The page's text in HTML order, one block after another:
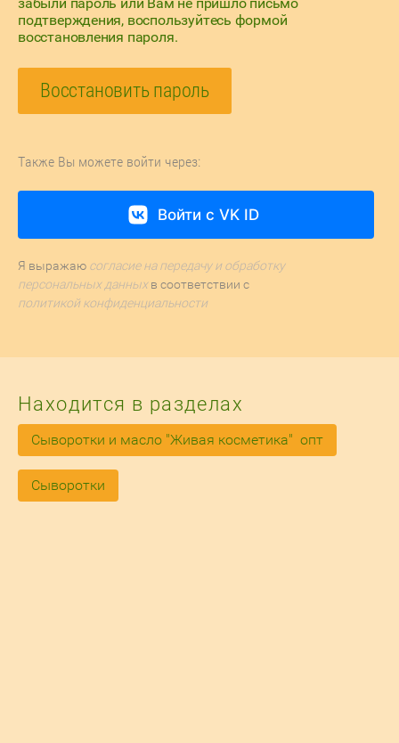
подтверждения, воспользуйтесь формой
восстановления пароля.
Восстановить пароль
Также Вы можете войти через:
Войти с VK ID
Я выражаю согласие на передачу и обработку
персональных данныхв соответствии с
политикой конфиденциальности
Находится в разделах
Сыворотки и масло "Живая косметика"  опт
Сыворотки